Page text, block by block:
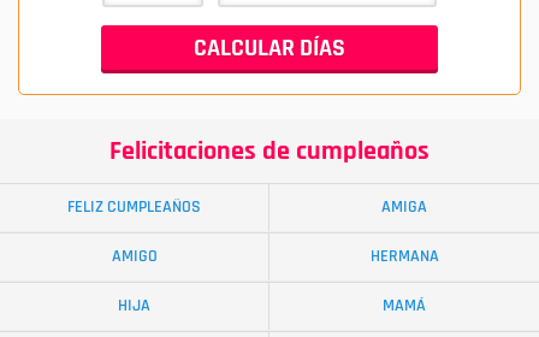
Felicitaciones de cumpleaños
FELIZ CUMPLEAÑOS AMIGA
AMIGO HERMANA
HIJA MAMÁ